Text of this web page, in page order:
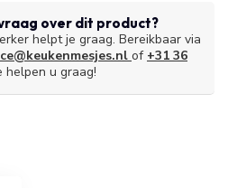
over dit product?
helpt je graag. Bereikbaar via
of +31 36
helpen u graag!